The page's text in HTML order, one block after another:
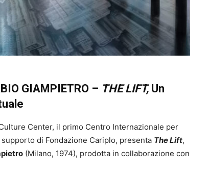
GIAMPIETRO – THE LIFT, Un
Center, il primo Centro Internazionale per
di Fondazione Cariplo, presenta The Lift,
(Milano, 1974), prodotta in collaborazione con